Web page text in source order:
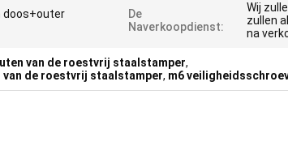
doos+outer
De
Naverkoopdienst:
Wij
zullen
na
van de roestvrij staalstamper,
van de roestvrij staalstamper, m6